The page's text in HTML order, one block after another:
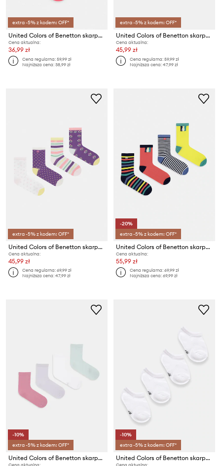
extra -5% z kodem: OFF*
United Colors of Benetton skarpety dziecięce 4-pack
Cena aktualna:
36,99 zł
Cena regularna:59,99 zł
Najniższa cena:38,99 zł
extra -5% z kodem: OFF*
United Colors of Benetton skarpety dziecięce 4-pack
Cena aktualna:
45,99 zł
Cena regularna:59,99 zł
Najniższa cena:47,99 zł
extra -5% z kodem: OFF*
United Colors of Benetton skarpety dziecięce 4-pack
Cena aktualna:
45,99 zł
Cena regularna:69,99 zł
Najniższa cena:47,99 zł
-20%
extra -5% z kodem: OFF*
United Colors of Benetton skarpety dziecięce 4-pack
Cena aktualna:
55,99 zł
Cena regularna:69,99 zł
Najniższa cena:69,99 zł
-10%
extra -5% z kodem: OFF*
United Colors of Benetton skarpety dziecięce 4-pack
Cena aktualna:
-10%
extra -5% z kodem: OFF*
United Colors of Benetton skarpety dziecięce 4-pack
Cena aktualna: